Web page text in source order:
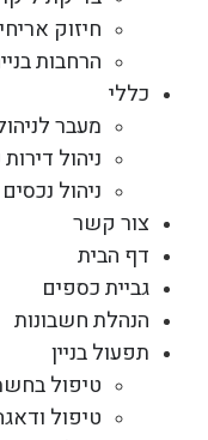
חיזוק
הרחבות
כללי
מעבר
ניהול
ניהול
צור קשר
דף הבית
גביית כספים
הנהלת חשבונות
תפעול בניין
טיפול
טיפול